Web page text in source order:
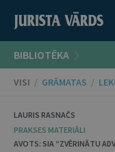
BIBLIOTĒKA
VISI / GRĀMATAS /
LAURIS RASNAČS
PRAKSES MATERIĀLI
AVOTS: SIA “ZVĒRINĀTU